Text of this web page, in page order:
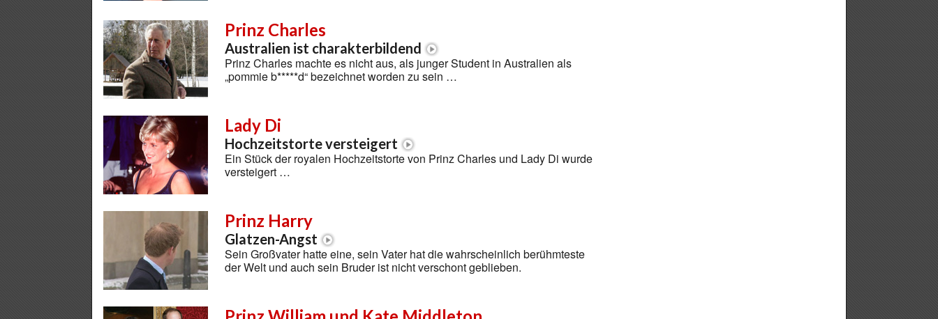
Prinz Charles
Australien ist charakterbildend
Prinz Charles machte es nicht aus, als junger Student in Australien als
„pommie b*****d“ bezeichnet worden zu sein …
Lady Di
Hochzeitstorte versteigert
Ein Stück der royalen Hochzeitstorte von Prinz Charles und Lady Di wurde
versteigert …
Prinz Harry
Glatzen-Angst
Sein Großvater hatte eine, sein Vater hat die wahrscheinlich berühmteste
der Welt und auch sein Bruder ist nicht verschont geblieben.